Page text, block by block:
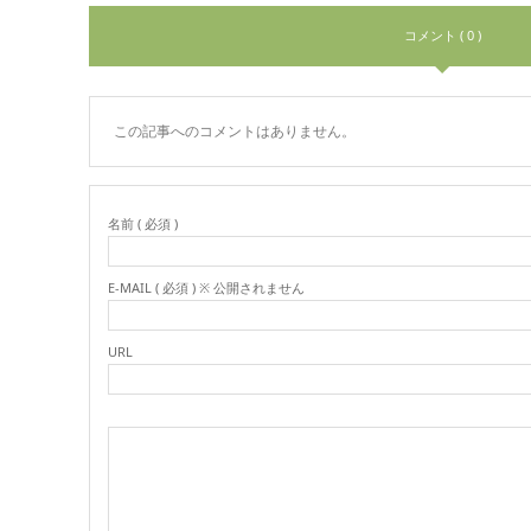
コメント ( 0 )
この記事へのコメントはありません。
名前 ( 必須 )
E-MAIL ( 必須 ) ※ 公開されません
URL